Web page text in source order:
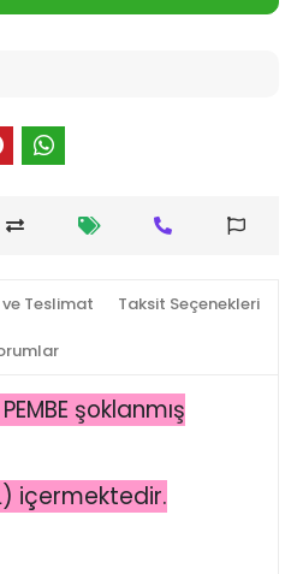
Teslimat Taksit Seçenekleri
şoklanmış
içermektedir.